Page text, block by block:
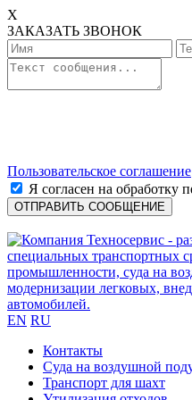
X
ЗАКАЗАТЬ ЗВОНОК
Пользовательское соглашение
Я согласен на обработку
EN RU
Контакты
Cуда на воздушной
Транспорт для шахт